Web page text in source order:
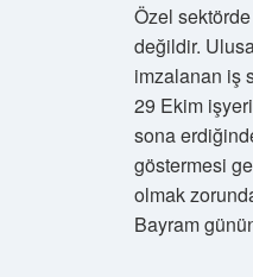
Özel
değildir.
imzalanan iş
29 Ekim
sona
göstermesi
olmak
Bayram